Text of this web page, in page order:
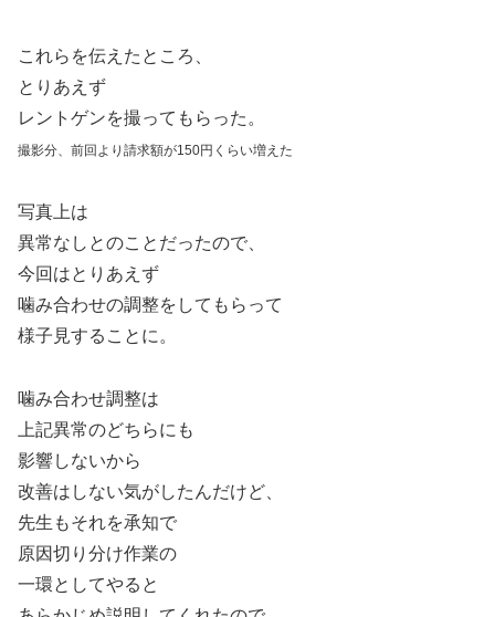
これらを伝えたところ、
とりあえず
レントゲンを撮ってもらった。
撮影分、前回より請求額が150円くらい増えた
写真上は
異常なしとのことだったので、
今回はとりあえず
噛み合わせの調整をしてもらって
様子見することに。
噛み合わせ調整は
上記異常のどちらにも
影響しないから
改善はしない気がしたんだけど、
先生もそれを承知で
原因切り分け作業の
一環としてやると